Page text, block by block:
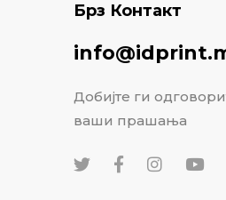
Брз Контакт
Добијте ги
ваши прашања